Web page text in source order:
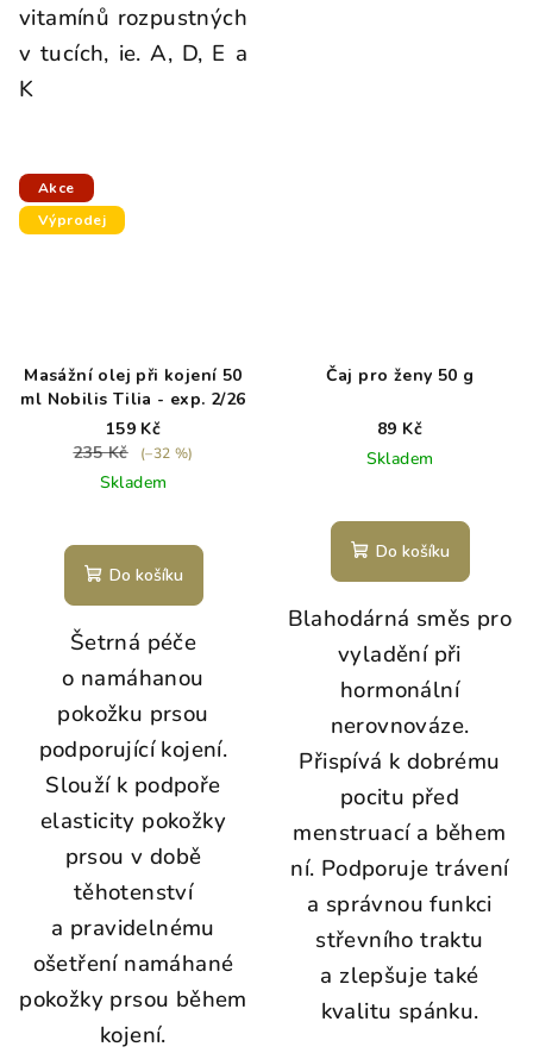
vitamínů rozpustných
v tucích, ie. A, D, E a
K
Akce
Výprodej
Masážní olej při kojení 50
ml Nobilis Tilia - exp. 2/26
159 Kč
235 Kč
(–32 %)
Skladem
Do košíku
Šetrná péče
o namáhanou
pokožku prsou
podporující kojení.
Slouží k podpoře
elasticity pokožky
prsou v době
těhotenství
a pravidelnému
ošetření namáhané
pokožky prsou během
kojení.
Čaj pro ženy 50 g
89 Kč
Skladem
Do košíku
Blahodárná směs pro
vyladění při
hormonální
nerovnováze.
Přispívá k dobrému
pocitu před
menstruací a během
ní. Podporuje trávení
a správnou funkci
střevního traktu
a zlepšuje také
kvalitu spánku.